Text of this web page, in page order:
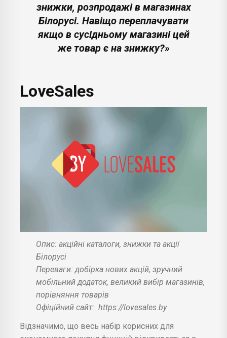
знижки, розпродажі в магазинах
Білорусі. Навіщо переплачувати
якщо в сусідньому магазині цей
же товар є на знижку?»
LoveSales
Опис: акційні каталоги, знижки та акції
Білорусі
Переваги: добірка нових акцій, зручний
мобільний додаток, великий вибір магазинів,
порівняння товарів
Офіційний сайт: https://lovesales.by
Відзначимо, що весь набір корисних для